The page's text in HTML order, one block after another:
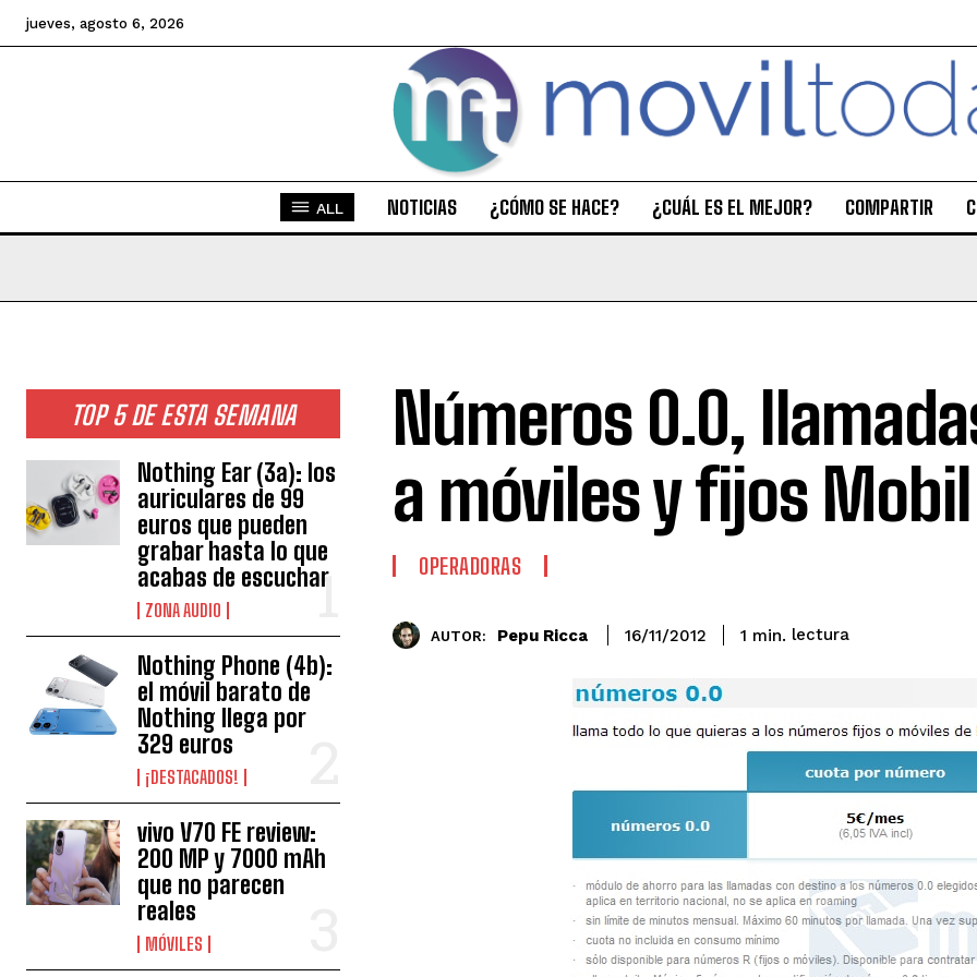
jueves, agosto 6, 2026
ALL NOTICIAS ¿CÓMO SE HACE? ¿CUÁL ES EL MEJOR? COMPARTIR
TOP 5 DE ESTA SEMANA
Nothing Ear (3a): los
auriculares de 99
euros que pueden
grabar hasta lo que
acabas de escuchar
ZONA AUDIO
Nothing Phone (4b):
el móvil barato de
Nothing llega por
329 euros
¡DESTACADOS!
vivo V70 FE review:
200 MP y 7000 mAh
que no parecen
reales
MÓVILES
Números 0.0,
a móviles y fijos
OPERADORAS
AUTOR: Pepu Ricca 16/11/2012 1 min. lectura